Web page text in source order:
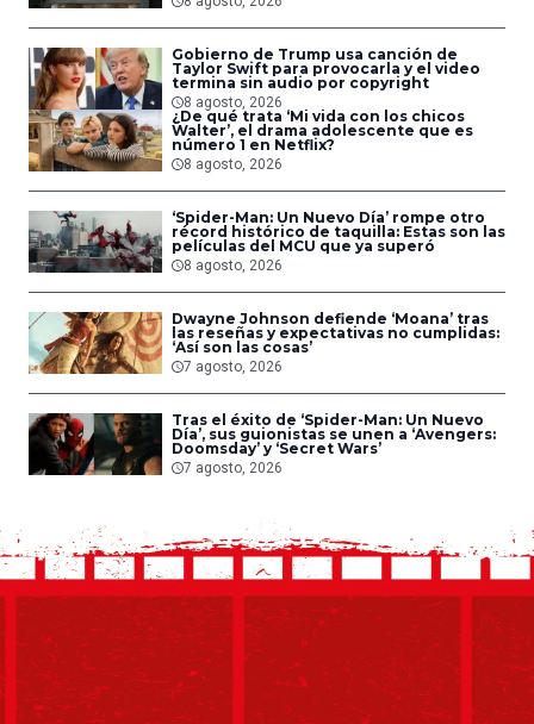
Gobierno de Trump usa canción de
Taylor Swift para provocarla y el video
termina sin audio por copyright
8 agosto, 2026
¿De qué trata ‘Mi vida con los chicos
Walter’, el drama adolescente que es
número 1 en Netflix?
8 agosto, 2026
‘Spider-Man: Un Nuevo Día’ rompe otro
récord histórico de taquilla: Estas son las
películas del MCU que ya superó
8 agosto, 2026
Dwayne Johnson defiende ‘Moana’ tras
las reseñas y expectativas no cumplidas:
‘Así son las cosas’
7 agosto, 2026
Tras el éxito de ‘Spider-Man: Un Nuevo
Día’, sus guionistas se unen a ‘Avengers:
Doomsday’ y ‘Secret Wars’
7 agosto, 2026